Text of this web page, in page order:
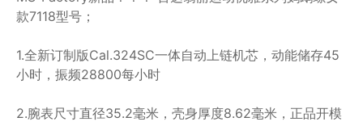
款7118型号；
1.全新订制版Cal.324SC一体自动上链机芯，动能储存45
小时，振频28800每小时
2.腕表尺寸直径35.2毫米，壳身厚度8.62毫米，正品开模